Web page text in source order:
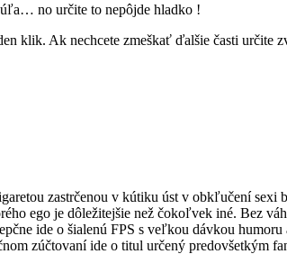
úľa… no určite to nepôjde hladko !
klik. Ak nechcete zmeškať ďalšie časti určite
zastrčenou v kútiku úst v obkľučení
ego je dôležitejšie než čokoľvek iné. Bez
ide o šialenú FPS s veľkou dávkou
zúčtovaní ide o titul určený predovšetkým